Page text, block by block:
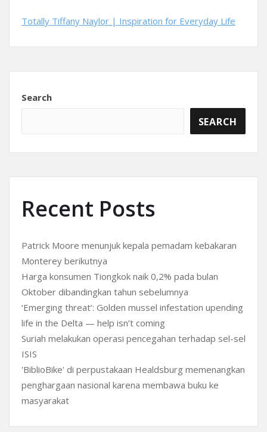
Totally Tiffany Naylor | Inspiration for Everyday Life
Search
SEARCH
Recent Posts
Patrick Moore menunjuk kepala pemadam kebakaran
Monterey berikutnya
Harga konsumen Tiongkok naik 0,2% pada bulan
Oktober dibandingkan tahun sebelumnya
‘Emerging threat’: Golden mussel infestation upending
life in the Delta — help isn’t coming
Suriah melakukan operasi pencegahan terhadap sel-sel
ISIS
'BiblioBike' di perpustakaan Healdsburg memenangkan
penghargaan nasional karena membawa buku ke
masyarakat